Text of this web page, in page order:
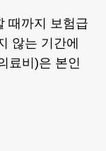
때까지 보험급
않는 기간에
료비)은 본인